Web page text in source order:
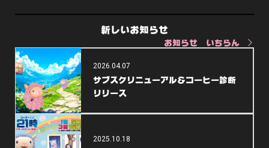
新しいお知らせ
お知らせ いちらん
2026.04.07
サブスクリニューアル＆コーヒー診断
リリース
2025.10.18